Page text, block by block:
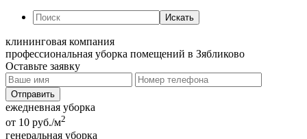
Искать
клининговая компания
профессиональная уборка помещений в Зябликово
Оставьте заявку
ежедневная уборка
от 10 руб./м2
генеральная уборка